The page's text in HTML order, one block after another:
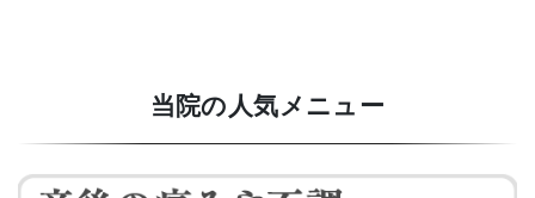
当院の人気メニュー